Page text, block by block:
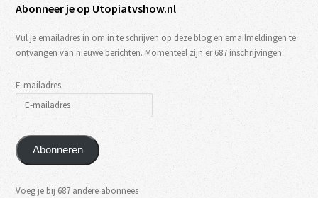
Abonneer je op Utopiatvshow.nl
Vul je emailadres in om in te schrijven op deze blog en emailmeldingen te
ontvangen van nieuwe berichten. Momenteel zijn er 687 inschrijvingen.
E-mailadres
Abonneren
Voeg je bij 687 andere abonnees